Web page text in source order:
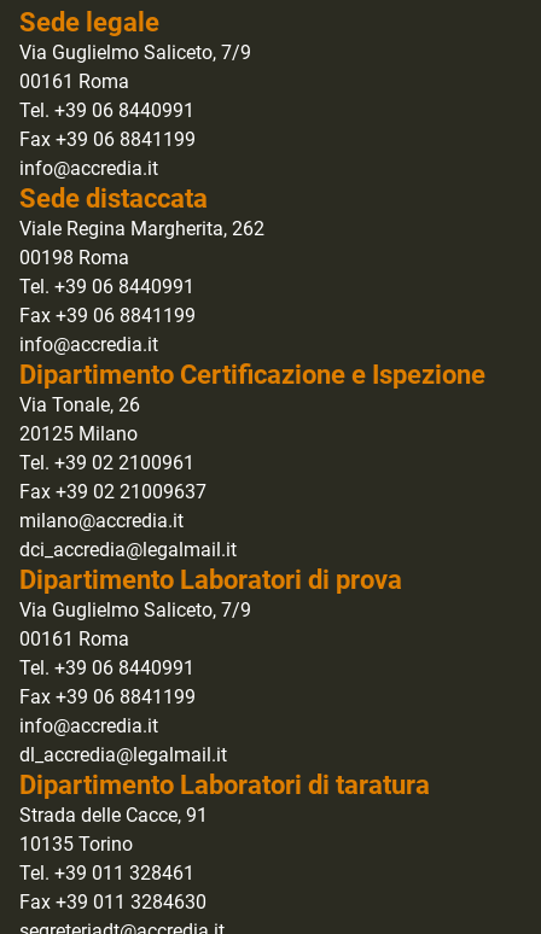
Sede legale
Via Guglielmo Saliceto, 7/9
00161 Roma
Tel. +39 06 8440991
Fax +39 06 8841199
info@accredia.it
Sede distaccata
Viale Regina Margherita, 262
00198 Roma
Tel. +39 06 8440991
Fax +39 06 8841199
info@accredia.it
Dipartimento Certificazione e Ispezione
Via Tonale, 26
20125 Milano
Tel. +39 02 2100961
Fax +39 02 21009637
milano@accredia.it
dci_accredia@legalmail.it
Dipartimento Laboratori di prova
Via Guglielmo Saliceto, 7/9
00161 Roma
Tel. +39 06 8440991
Fax +39 06 8841199
info@accredia.it
dl_accredia@legalmail.it
Dipartimento Laboratori di taratura
Strada delle Cacce, 91
10135 Torino
Tel. +39 011 328461
Fax +39 011 3284630